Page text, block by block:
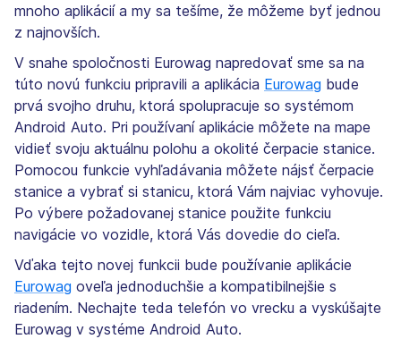
mnoho aplikácií a my sa tešíme, že môžeme byť jednou
z najnovších.
V snahe spoločnosti Eurowag napredovať sme sa na
túto novú funkciu pripravili a aplikácia Eurowag bude
prvá svojho druhu, ktorá spolupracuje so systémom
Android Auto. Pri používaní aplikácie môžete na mape
vidieť svoju aktuálnu polohu a okolité čerpacie stanice.
Pomocou funkcie vyhľadávania môžete nájsť čerpacie
stanice a vybrať si stanicu, ktorá Vám najviac vyhovuje.
Po výbere požadovanej stanice použite funkciu
navigácie vo vozidle, ktorá Vás dovedie do cieľa.
Vďaka tejto novej funkcii bude používanie aplikácie
Eurowag oveľa jednoduchšie a kompatibilnejšie s
riadením. Nechajte teda telefón vo vrecku a vyskúšajte
Eurowag v systéme Android Auto.